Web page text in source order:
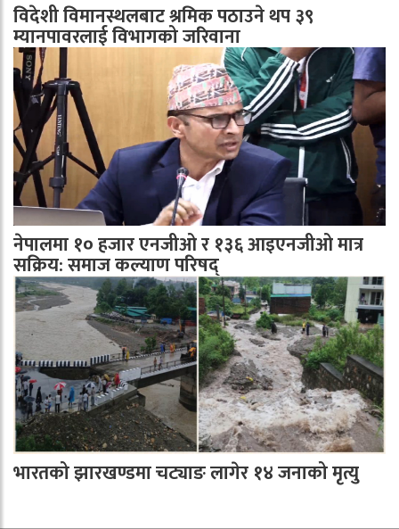
विदेशी विमानस्थलबाट श्रमिक पठाउने थप ३९
म्यानपावरलाई विभागको जरिवाना
नेपालमा १० हजार एनजीओ र १३६ आइएनजीओ मात्र
सक्रिय: समाज कल्याण परिषद्
भारतको झारखण्डमा चट्याङ लागेर १४ जनाको मृत्यु